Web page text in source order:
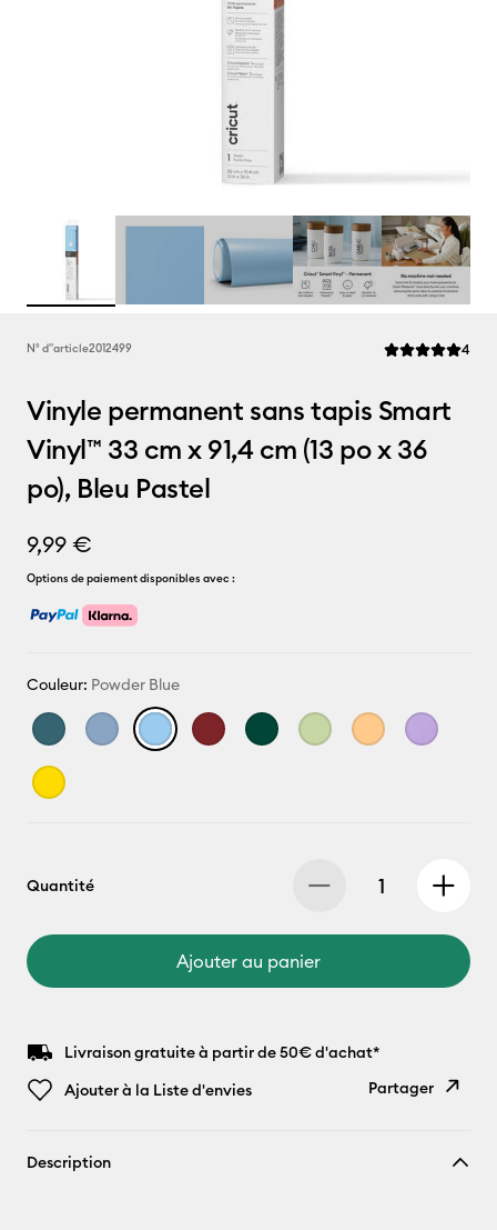
N° d''article2012499 La note 4
Vinyle permanent sans tapis Smart
Vinyl™ 33 cm x 91,4 cm (13 po x 36
po), Bleu Pastel
9,99 €
Options de paiement disponibles avec :
Couleur: Powder Blue
Quantité
Ajouter au panier
Livraison gratuite à partir de 50€ d'achat*
Ajouter à la Liste d'envies
Partager
Description